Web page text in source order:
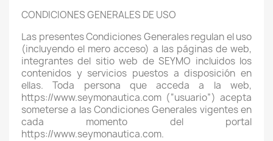
CONDICIONES GENERALES DE USO
Las presentes Condiciones Generales regulan el uso
(incluyendo el mero acceso) a las páginas de web,
integrantes del sitio web de SEYMO incluidos los
contenidos y servicios puestos a disposición en
ellas. Toda persona que acceda a la web,
https://www.seymonautica.com (“usuario”) acepta
someterse a las Condiciones Generales vigentes en
cada momento del portal
https://www.seymonautica.com.